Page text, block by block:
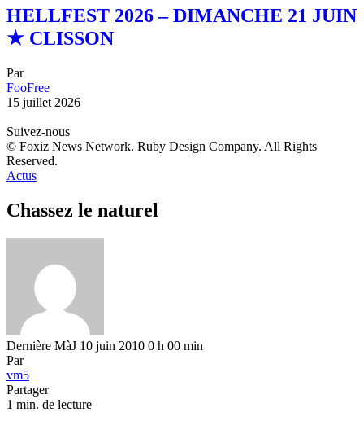
HELLFEST 2026 – DIMANCHE 21 JUIN
★ CLISSON
Par
FooFree
15 juillet 2026
Suivez-nous
© Foxiz News Network. Ruby Design Company. All Rights
Reserved.
Actus
Chassez le naturel
Dernière MàJ 10 juin 2010 0 h 00 min
Par
vm5
Partager
1 min. de lecture